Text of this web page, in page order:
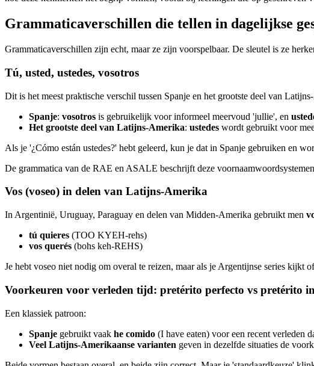
Grammaticaverschillen die tellen in dagelijkse
Grammaticaverschillen zijn echt, maar ze zijn voorspelbaar. De sleutel is ze
Tú, usted, ustedes, vosotros
Dit is het meest praktische verschil tussen Spanje en het grootste deel van
Spanje: vosotros is gebruikelijk voor informeel meervoud 'jullie', en
Het grootste deel van Latijns-Amerika: ustedes wordt gebruikt voor
Als je '¿Cómo están ustedes?' hebt geleerd, kun je dat in Spanje gebruiken en
De grammatica van de RAE en ASALE beschrijft deze
Vos (voseo) in delen van Latijns-Amerika
In Argentinië, Uruguay, Paraguay en delen van Midden-Amerika gebruikt men
tú quieres (TOO KYEH-rehs)
vos querés (bohs keh-REHS)
Je hebt voseo niet nodig om overal te reizen, maar als je Argentijnse series kijkt
Voorkeuren voor verleden tijd: pretérito perfecto vs pretérito
Een klassiek patroon:
Spanje gebruikt vaak he comido (I have eaten) voor een recent verleden
Veel Latijns-Amerikaanse varianten geven in dezelfde situaties de